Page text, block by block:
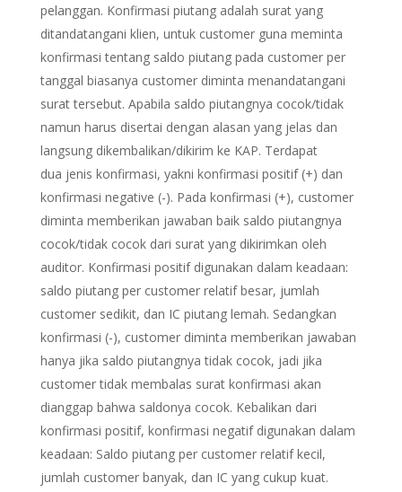
pelanggan. Konfirmasi piutang adalah surat yang
ditandatangani klien, untuk customer guna meminta
konfirmasi tentang saldo piutang pada customer per
tanggal biasanya customer diminta menandatangani
surat tersebut. Apabila saldo piutangnya cocok/tidak
namun harus disertai dengan alasan yang jelas dan
langsung dikembalikan/dikirim ke KAP. Terdapat
dua jenis konfirmasi, yakni konfirmasi positif (+) dan
konfirmasi negative (-). Pada konfirmasi (+), customer
diminta memberikan jawaban baik saldo piutangnya
cocok/tidak cocok dari surat yang dikirimkan oleh
auditor. Konfirmasi positif digunakan dalam keadaan:
saldo piutang per customer relatif besar, jumlah
customer sedikit, dan IC piutang lemah. Sedangkan
konfirmasi (-), customer diminta memberikan jawaban
hanya jika saldo piutangnya tidak cocok, jadi jika
customer tidak membalas surat konfirmasi akan
dianggap bahwa saldonya cocok. Kebalikan dari
konfirmasi positif, konfirmasi negatif digunakan dalam
keadaan: Saldo piutang per customer relatif kecil,
jumlah customer banyak, dan IC yang cukup kuat.